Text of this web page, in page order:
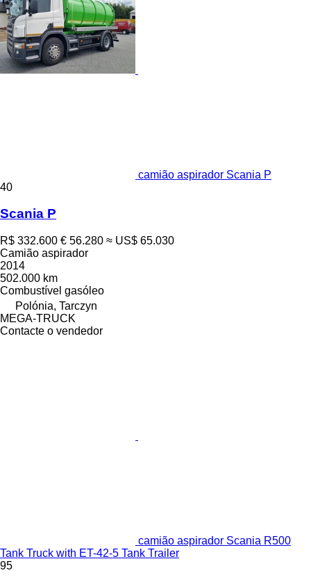
camião aspirador Scania P
40
Scania P
R$ 332.600 € 56.280 ≈ US$ 65.030
Camião aspirador
2014
502.000 km
Combustível gasóleo
Polónia, Tarczyn
MEGA-TRUCK
Contacte o vendedor
camião aspirador Scania R500
Tank Truck with ET-42-5 Tank Trailer
95